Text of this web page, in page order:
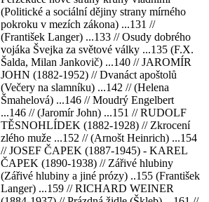
(Politické a sociální dějiny strany mírného
pokroku v mezích zákona) ...131 //
(František Langer) ...133 // Osudy dobrého
vojáka Švejka za světové války ...135 (F.X.
Šalda, Milan Jankovič) ...140 // JAROMÍR
JOHN (1882-1952) // Dvanáct apoštolů
(Večery na slamníku) ...142 // (Helena
Šmahelová) ...146 // Moudrý Engelbert
...146 // (Jaromír John) ...151 // RUDOLF
TĚSNOHLÍDEK (1882-1928) // Zkrocení
zlého muže ...152 // (Arnošt Heinrich) ...154
// JOSEF ČAPEK (1887-1945) - KAREL
ČAPEK (1890-1938) // Zářivé hlubiny
(Zářivé hlubiny a jiné prózy) ..155 (František
Langer) ...159 // RICHARD WEINER